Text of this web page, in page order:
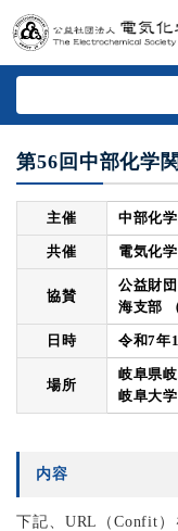
第56回中部化学
主催 中部化
共催 電気化
協賛
公益財
海支部
日時 令和7年
場所
岐阜県
岐阜大
内容
下記、URL（Confit